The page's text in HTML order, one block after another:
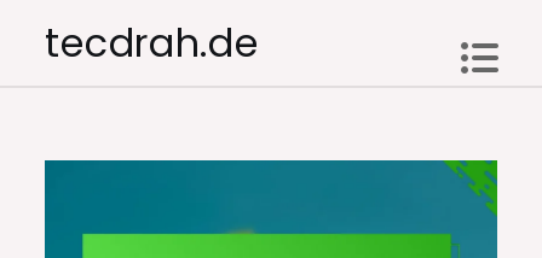
tecdrah.de